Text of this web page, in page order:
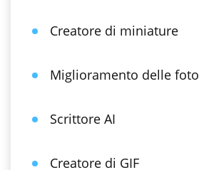
Creatore di miniature
Miglioramento delle foto
Scrittore AI
Creatore di GIF